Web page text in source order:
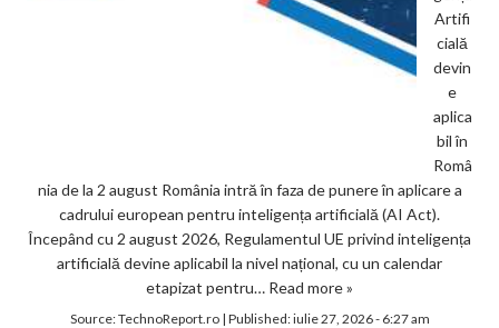
Artifi
cială
devin
e
aplica
bil în
Româ
nia de la 2 august România intră în faza de punere în aplicare a
cadrului european pentru inteligența artificială (AI Act).
Începând cu 2 august 2026, Regulamentul UE privind inteligența
artificială devine aplicabil la nivel național, cu un calendar
etapizat pentru… Read more »
Source:TechnoReport.ro| Published:iulie 27, 2026 - 6:27 am